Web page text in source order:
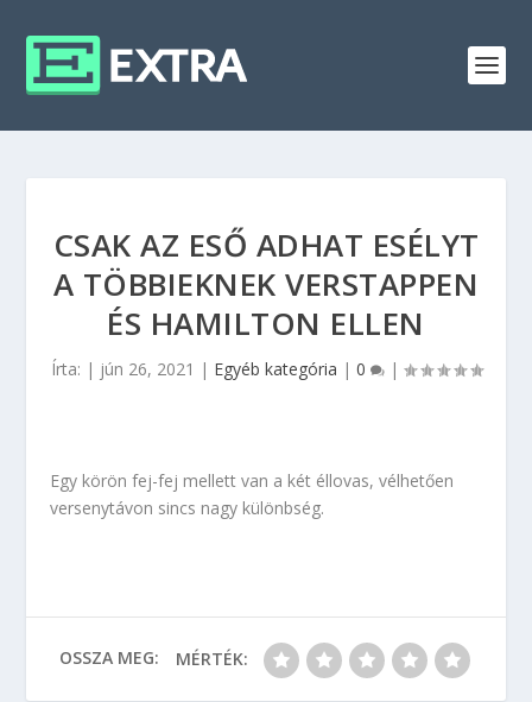
CSAK AZ ESŐ ADHAT ESÉLYT
A TÖBBIEKNEK VERSTAPPEN
ÉS HAMILTON ELLEN
Írta: | jún 26, 2021 | Egyéb kategória | 0 |
Egy körön fej-fej mellett van a két éllovas, vélhetően
versenytávon sincs nagy különbség.
OSSZA MEG: MÉRTÉK: